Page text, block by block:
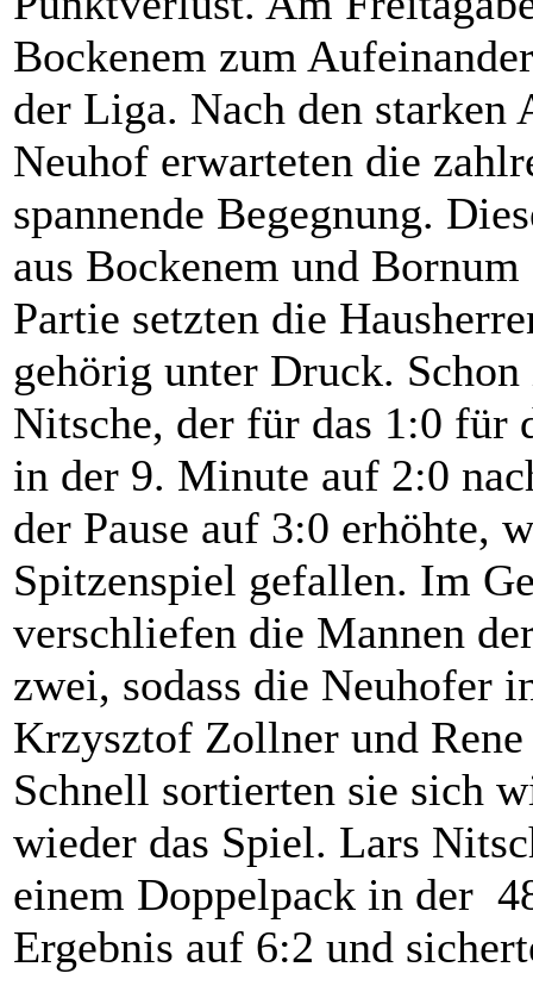
Bockenem zum
der Liga. Nach den
Neuhof erwarteten die
spannende Begegnung.
aus Bockenem und
Partie setzten die
gehörig unter Druck.
Nitsche, der für das 1:0 für
in der 9. Minute auf 2:0
der Pause auf 3:0 erhöhte,
Spitzenspiel gefallen. Im
verschliefen die Mannen
zwei, sodass die Neuhofer
Krzysztof Zollner und
Schnell sortierten sie sich
wieder das Spiel. Lars
einem Doppelpack in der
Ergebnis auf 6:2 und